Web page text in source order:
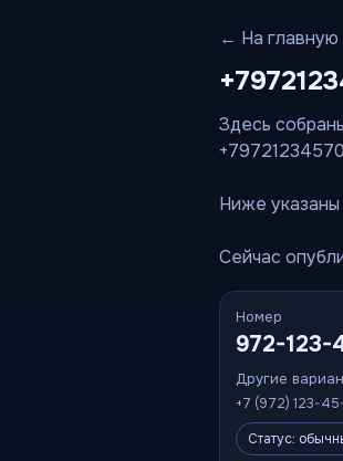
← На главную
Здесь
Ниже указаны
Сейчас
Номер
972-123-
Другие
+7 (972) 123-
Статус: